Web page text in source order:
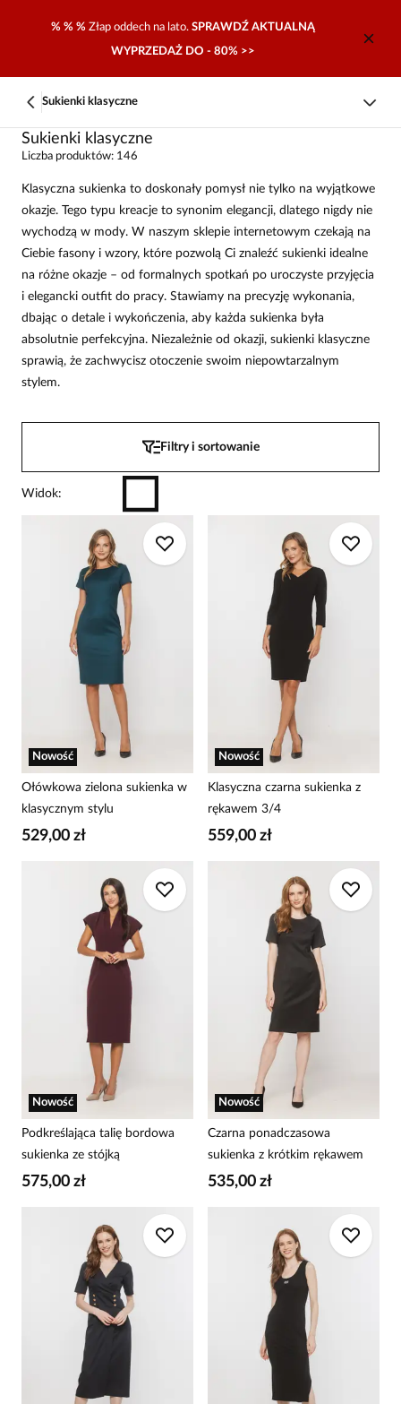
% % % Złap oddech na lato. SPRAWDŹ AKTUALNĄ
WYPRZEDAŻ DO - 80% >>
Sukienki klasyczne
Sukienki klasyczne
Liczba produktów: 146
Klasyczna sukienka to doskonały pomysł nie tylko na wyjątkowe
okazje. Tego typu kreacje to synonim elegancji, dlatego nigdy nie
wychodzą w mody. W naszym sklepie internetowym czekają na
Ciebie fasony i wzory, które pozwolą Ci znaleźć sukienki idealne
na różne okazje – od formalnych spotkań po uroczyste przyjęcia
i elegancki outfit do pracy. Stawiamy na precyzję wykonania,
dbając o detale i wykończenia, aby każda sukienka była
absolutnie perfekcyjna. Niezależnie od okazji, sukienki klasyczne
sprawią, że zachwycisz otoczenie swoim niepowtarzalnym
stylem.
Filtry i sortowanie
Widok:
Nowość
Ołówkowa zielona sukienka w
klasycznym stylu
529,00 zł
Nowość
Klasyczna czarna sukienka z
rękawem 3/4
559,00 zł
Nowość
Podkreślająca talię bordowa
sukienka ze stójką
575,00 zł
Nowość
Czarna ponadczasowa
sukienka z krótkim rękawem
535,00 zł